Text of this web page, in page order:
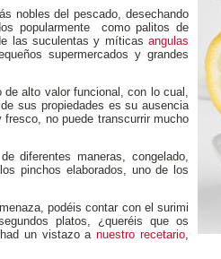
nobles del pescado, desechando
popularmente como palitos de
las suculentas y míticas angulas
supermercados y grandes
alto valor funcional, con lo cual,
sus propiedades es su ausencia
no puede transcurrir mucho
diferentes maneras, congelado,
pinchos elaborados, uno de los
podéis contar con el surimi
platos, ¿queréis que os
un vistazo anuestro recetario,